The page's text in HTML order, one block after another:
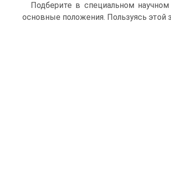
Подберите в специальном
основные положения. Пользуясь этой